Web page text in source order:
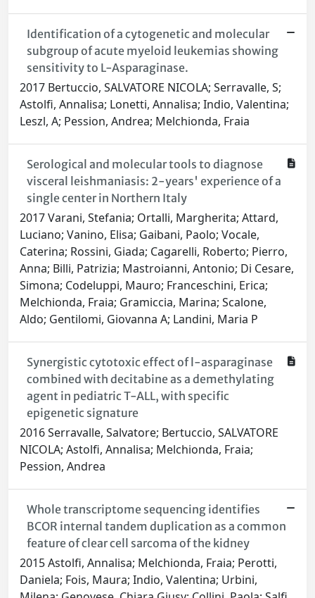
Identification of a cytogenetic and molecular
subgroup of acute myeloid leukemias showing
sensitivity to L-Asparaginase.
2017 Bertuccio, SALVATORE NICOLA; Serravalle, S;
Astolfi, Annalisa; Lonetti, Annalisa; Indio, Valentina;
Leszl, A; Pession, Andrea; Melchionda, Fraia
Serological and molecular tools to diagnose
visceral leishmaniasis: 2-years' experience of a
single center in Northern Italy
2017 Varani, Stefania; Ortalli, Margherita; Attard,
Luciano; Vanino, Elisa; Gaibani, Paolo; Vocale,
Caterina; Rossini, Giada; Cagarelli, Roberto; Pierro,
Anna; Billi, Patrizia; Mastroianni, Antonio; Di Cesare,
Simona; Codeluppi, Mauro; Franceschini, Erica;
Melchionda, Fraia; Gramiccia, Marina; Scalone,
Aldo; Gentilomi, Giovanna A; Landini, Maria P
Synergistic cytotoxic effect of l-asparaginase
combined with decitabine as a demethylating
agent in pediatric T-ALL, with specific
epigenetic signature
2016 Serravalle, Salvatore; Bertuccio, SALVATORE
NICOLA; Astolfi, Annalisa; Melchionda, Fraia;
Pession, Andrea
Whole transcriptome sequencing identifies
BCOR internal tandem duplication as a common
feature of clear cell sarcoma of the kidney
2015 Astolfi, Annalisa; Melchionda, Fraia; Perotti,
Daniela; Fois, Maura; Indio, Valentina; Urbini,